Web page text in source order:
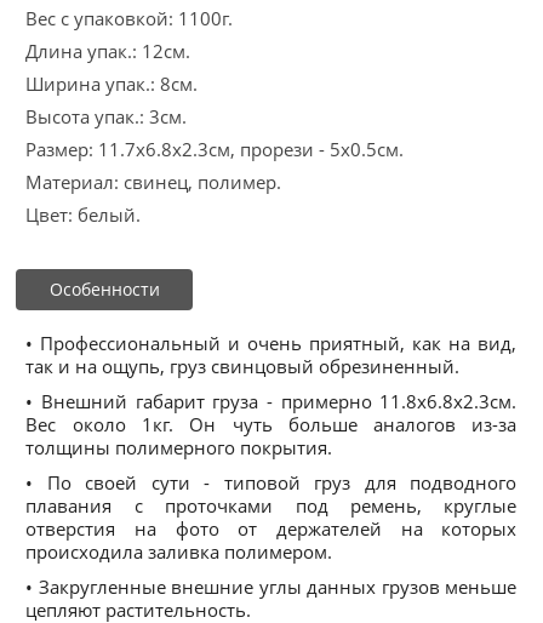
Вес с упаковкой: 1100г.
Длина упак.: 12см.
Ширина упак.: 8см.
Высота упак.: 3см.
Размер: 11.7х6.8х2.3см, прорези - 5х0.5см.
Материал: свинец, полимер.
Цвет: белый.
Особенности
• Профессиональный и очень приятный, как на вид,
так и на ощупь, груз свинцовый обрезиненный.
• Внешний габарит груза - примерно 11.8х6.8х2.3см.
Вес около 1кг. Он чуть больше аналогов из-за
толщины полимерного покрытия.
• По своей сути - типовой груз для подводного
плавания с проточками под ремень, круглые
отверстия на фото от держателей на которых
происходила заливка полимером.
• Закругленные внешние углы данных грузов меньше
цепляют растительность.